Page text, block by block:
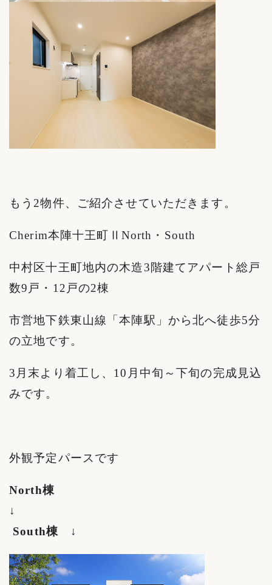
もう2物件、ご紹介させていただきます。
Cherim本陣十王町ⅡNorth・South
中村区十王町地内の木造3階建てアパート総戸
数9戸・12戸の2棟
市営地下鉄東山線「本陣駅」から北へ徒歩5分
の立地です。
3月末より着工し、10月中旬～下旬の完成見込
みです。
外観予定パースです
North棟
↓
South棟 ↓